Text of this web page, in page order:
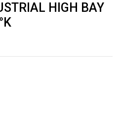
HIGH BAY